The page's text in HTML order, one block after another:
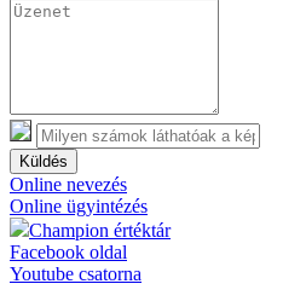
Küldés
Online nevezés
Online ügyintézés
Champion értéktár
Facebook oldal
Youtube csatorna